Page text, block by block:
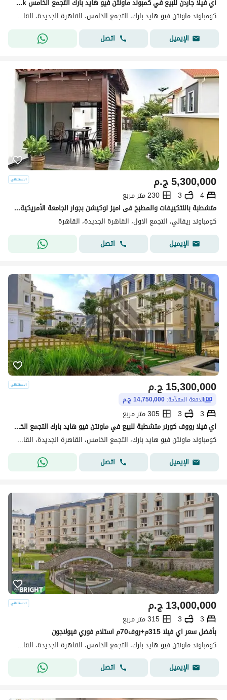
آي فيلا جاردن للبيع في كمبوند ماونتن فيو هايد بارك التجمع الخامس Mountain View Hyde Park نصف تشطيب بحديقة خاصة وموقع مميز وفرصة استثمارية
كومباوند ماونتن فيو هايد بارك، التجمع الخامس، القاهرة الجديدة، القاهرة
الإيميل
اتصل
ج.م5,300,000
4
3
230 متر مربع
متشطبة باللتكييفات والمطبخ فى اميز لوكيشن بجوار الجامعة الأمريكية على شارع التسعين بحرى و على دابل فيو فى كمباوند كامل الخدمات والمرافق
كومباوند ريفالي، التجمع الاول، القاهرة الجديدة، القاهرة
الإيميل
اتصل
ج.م15,300,000
الدفعة المقدّمة: 14,750,000 ج.م
3
3
305 متر مربع
اي فيلا رووف كورنر متشطبة للبيع في ماونتن فيو هايد بارك التجمع الخامس موقع مميز اقل من سعر السوق بمقدم و اقساط
كومباوند ماونتن فيو هايد بارك، التجمع الخامس، القاهرة الجديدة، القاهرة
الإيميل
اتصل
ج.م13,000,000
3
3
315 متر مربع
بأفضل سعر اي فيلا 315م+روف70م استلام فوري فيولاجون
كومباوند ماونتن فيو هايد بارك، التجمع الخامس، القاهرة الجديدة، القاهرة
الإيميل
اتصل